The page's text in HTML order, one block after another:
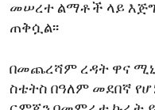
መሠረተ ልማቶች ላይ
ጠቅሷል፡፡
በመጨረሻም ረዳት ዋና
ስቴትስ በዓለም መደበኛ